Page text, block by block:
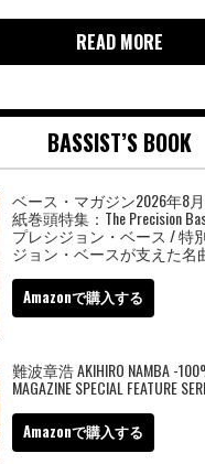
READ MORE
BASSIST’S BOOK
ベース・マガジン2026年8月
紙巻頭特集：The Precision
プレシジョン・ベース / 特
ジョン・ベースが支えた名
Amazonで購入する
難波章浩 AKIHIRO NAMBA -
MAGAZINE SPECIAL FEATURE
Amazonで購入する